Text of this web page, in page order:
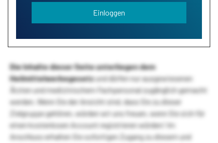
Einloggen
Die Inhalte dieser Seite unterliegen dem
Heilmittelwerbegesetzund dürfen nur ausgewiesenen
Ärzten und medizinischem Fachpersonal zugänglich gemacht
werden. Wenn Sie der Ansicht sind, dass Sie zu dieser
Zielgruppe gehören, würden wir uns freuen, wenn Sie sich für
einen kostenlosen Account registrieren würden! Im
Anschluss erhalten Sie sofortigen Zugang zu diesem und